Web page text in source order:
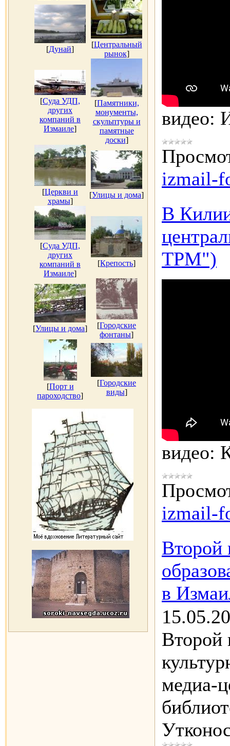
[Дунай]
[Центральный
рынок]
[Суда УДП,
других
компаний в
Измаиле]
[Памятники,
монументы,
скульптуры и
памятные
доски]
[Церкви и
храмы]
[Улицы и дома]
[Суда УДП,
других
компаний в
Измаиле]
[Крепость]
[Улицы и дома] [Городские
фонтаны]
[Порт и
пароходство]
[Городские
виды]
видео:
izmail-
В
ТРМ")
видео:
izmail-
Второй
в
Второй
медиа-